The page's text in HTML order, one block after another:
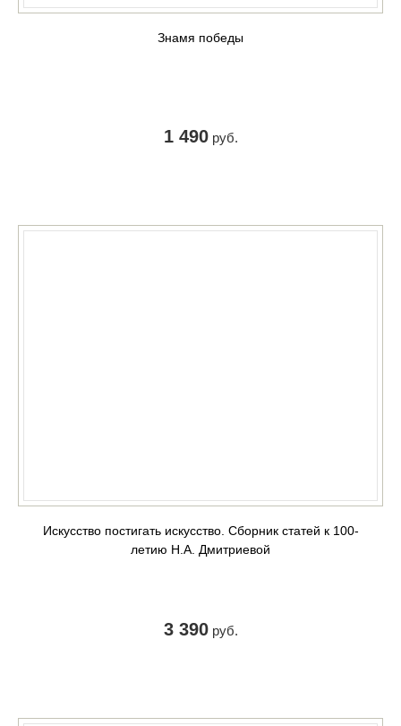
Знамя победы
1 490руб.
Искусство постигать искусство. Сборник статей к 100-
летию Н.А. Дмитриевой
3 390руб.